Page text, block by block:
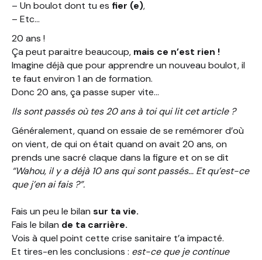
– Un boulot dont tu es fier (e),
– Etc…
20 ans !
Ça peut paraitre beaucoup, mais ce n’est rien !
Imagine déjà que pour apprendre un nouveau boulot, il
te faut environ 1 an de formation.
Donc 20 ans, ça passe super vite…
Ils sont passés où tes 20 ans à toi qui lit cet article ?
Généralement, quand on essaie de se remémorer d’où
on vient, de qui on était quand on avait 20 ans, on
prends une sacré claque dans la figure et on se dit
“Wahou, il y a déjà 10 ans qui sont passés… Et qu’est-ce
que j’en ai fais ?”.
Fais un peu le bilan sur ta vie.
Fais le bilan de ta carrière.
Vois à quel point cette crise sanitaire t’a impacté.
Et tires-en les conclusions : est-ce que je continue